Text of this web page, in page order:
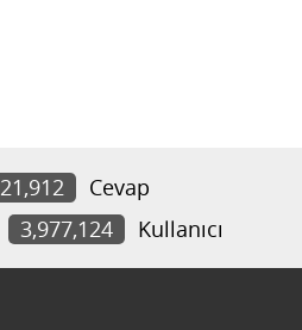
21,912
Cevap
3,977,124 Kullanıcı